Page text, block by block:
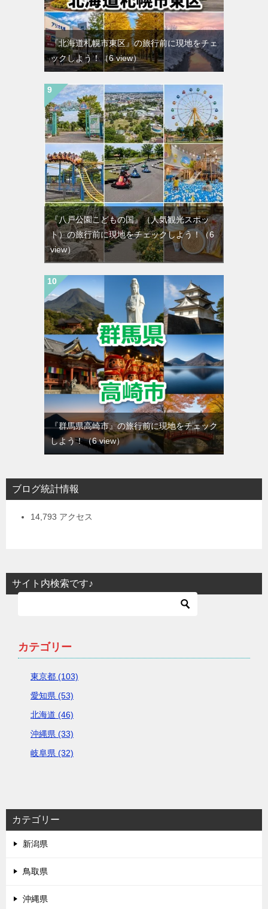
『北海道札幌市東区』の旅行前に現地をチェ
ックしよう！（6 view）
『八戸公園こどもの国』（人気観光スポッ
ト）の旅行前に現地をチェックしよう！（6
view）
『群馬県高崎市』の旅行前に現地をチェック
しよう！（6 view）
ブログ統計情報
14,793 アクセス
サイト内検索です♪
カテゴリー
東京都 (103)
愛知県 (53)
北海道 (46)
沖縄県 (33)
岐阜県 (32)
カテゴリー
新潟県
鳥取県
沖縄県